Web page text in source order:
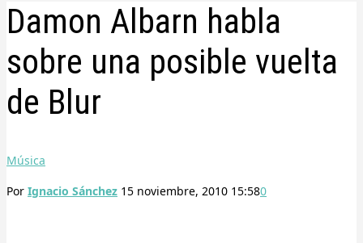
Damon Albarn habla
sobre una posible vuelta
de Blur
Música
Por Ignacio Sánchez 15 noviembre, 2010 15:580